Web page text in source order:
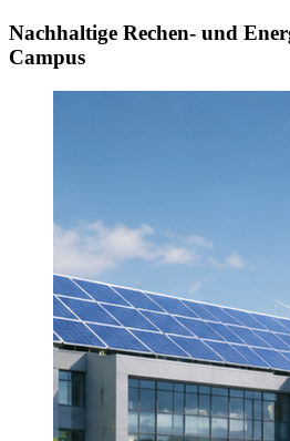
Nachhaltige Rechen- und
Campus